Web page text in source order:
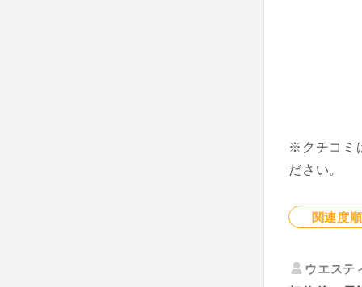
※クチコミ
ださい。
関連度順
ウエステ